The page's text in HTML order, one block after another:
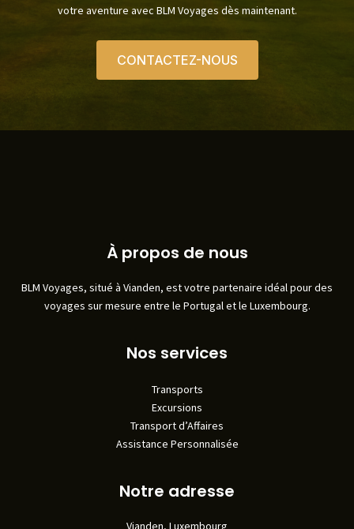
votre aventure avec BLM Voyages dès maintenant.
CONTACTEZ-NOUS
À propos de nous
BLM Voyages, situé à Vianden, est votre partenaire idéal pour des
voyages sur mesure entre le Portugal et le Luxembourg.
Nos services
Transports
Excursions
Transport d’Affaires
Assistance Personnalisée
Notre adresse
Vianden, Luxembourg